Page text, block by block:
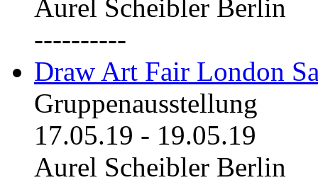
Aurel Scheibler Berlin
----------
Draw Art Fair London
Gruppenausstellung
17.05.19 - 19.05.19
Aurel Scheibler Berlin